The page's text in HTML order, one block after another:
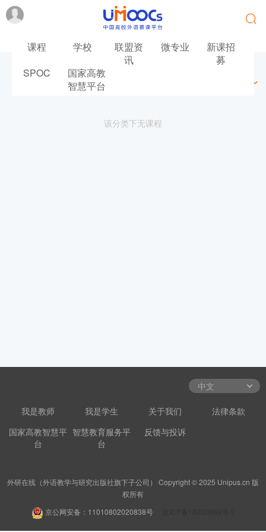
课程 学校
联盟资
讯
微专业
新课招
募
SPOC
国家高教
智慧平台
该分类下无课程
我是教师 我是学生 关于我们
法律条款
国家高教智慧平
台
智慧教育服务平
台
反馈与投诉
外研在线（外语教学与研究出版社旗下子公司） Copyright © 2025 Unipus.cn 版
权所有
京公网安备：11010802020838号